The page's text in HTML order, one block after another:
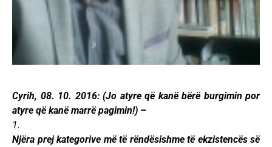
Cyrih, 08. 10. 2016: (Jo atyre që kanë bërë burgimin por
atyre që kanë marrë pagimin!) –
1.
Njëra prej kategorive më të rëndësishme të ekzistencës së